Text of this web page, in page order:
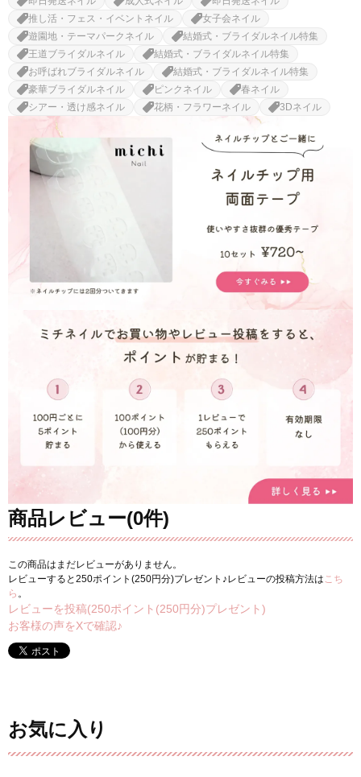
推し活・フェス・イベントネイル
女子会ネイル
遊園地・テーマパークネイル
結婚式・ブライダルネイル特集
王道ブライダルネイル
結婚式・ブライダルネイル特集
お呼ばれブライダルネイル
結婚式・ブライダルネイル特集
豪華ブライダルネイル
ピンクネイル
春ネイル
シアー・透け感ネイル
花柄・フラワーネイル 3Dネイル
商品レビュー(0件)
この商品はまだレビューがありません。
レビューすると250ポイント(250円分)プレゼント♪レビューの投稿方法は こち
ら 。
レビューを投稿(250ポイント(250円分)プレゼント)
お客様の声をXで確認♪
お気に入り